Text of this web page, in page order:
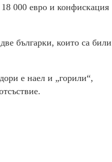
000 евро и конфискация
българки, които са били
е наел и „горили“,